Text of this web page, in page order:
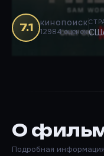
7.1 КИНОПОИСК
12984 оценок
О
Подробная информация